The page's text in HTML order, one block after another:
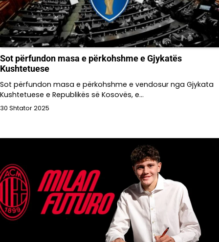
Sot përfundon masa e përkohshme e Gjykatës
Kushtetuese
Sot përfundon masa e përkohshme e vendosur nga Gjykata
Kushtetuese e Republikës së Kosovës, e…
30 Shtator 2025